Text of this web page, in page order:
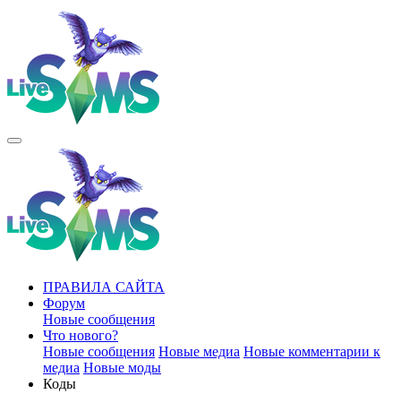
ПРАВИЛА САЙТА
Форум
Новые сообщения
Что нового?
Новые сообщения Новые медиа Новые комментарии к
медиа Новые моды
Коды